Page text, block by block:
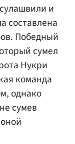
и
составлена
Победный
сумел
Нукри
команда
однако
сумев